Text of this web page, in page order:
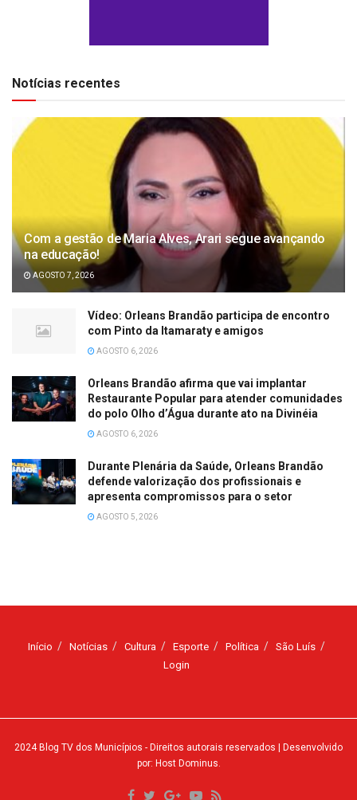
Notícias recentes
Com a gestão de Maria Alves, Arari segue avançando
na educação!
AGOSTO 7, 2026
Vídeo: Orleans Brandão participa de encontro
com Pinto da Itamaraty e amigos
AGOSTO 6, 2026
Orleans Brandão afirma que vai implantar
Restaurante Popular para atender comunidades
do polo Olho d’Água durante ato na Divinéia
AGOSTO 6, 2026
Durante Plenária da Saúde, Orleans Brandão
defende valorização dos profissionais e
apresenta compromissos para o setor
AGOSTO 5, 2026
Início Notícias Cultura Esporte Política
São Luís
Login
2024Blog TV dos Municípios - Direitos autorais reservados | Desenvolvido
por: Host Dominus.